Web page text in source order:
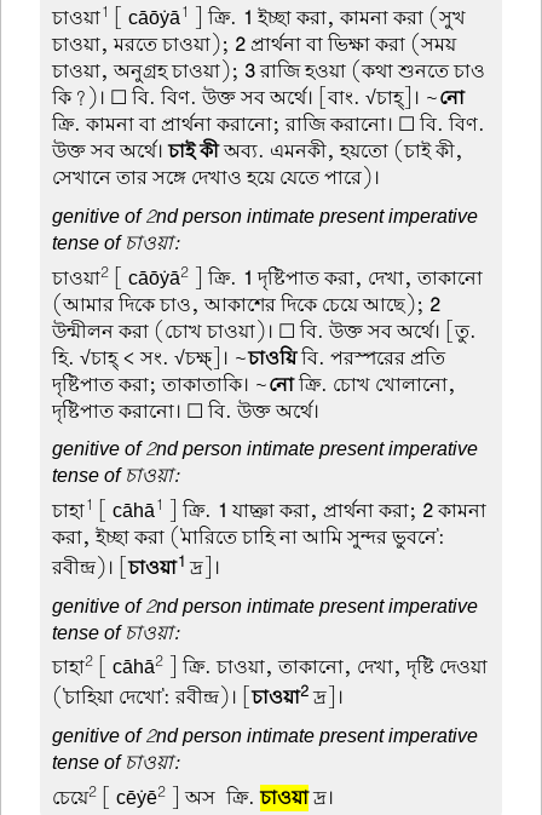
চাওয়া1 [ cāōẏā1 ] ক্রি. 1 ইচ্ছা করা, কামনা করা (সুখ
চাওয়া, মরতে চাওয়া); 2প্রার্থনা বা ভিক্ষা করা (সময়
চাওয়া, অনুগ্রহ চাওয়া); 3রাজি হওয়া (কথা শুনতে চাও
কি?)। ☐ বি. বিণ. উক্ত সব অর্থে। [বাং. √চাহ্]। ~নো
ক্রি. কামনা বা প্রার্থনা করানো; রাজি করানো। ☐ বি. বিণ.
উক্ত সব অর্থে।চাই কীঅব্য. এমনকী, হয়তো (চাই কী,
সেখানে তার সঙ্গে দেখাও হয়ে যেতে পারে)।
genitive of 2nd person intimate present imperative
tense of চাওয়া:
চাওয়া2 [ cāōẏā2 ] ক্রি. 1 দৃষ্টিপাত করা, দেখা, তাকানো
(আমার দিকে চাও, আকাশের দিকে চেয়ে আছে); 2
উন্মীলন করা (চোখ চাওয়া)। ☐ বি. উক্ত সব অর্থে। [তু.
হি. √চাহ্ < সং. √চক্ষ্]। ~চাওয়িবি. পরস্পরের প্রতি
দৃষ্টিপাত করা; তাকাতাকি। ~নোক্রি. চোখ খোলানো,
দৃষ্টিপাত করানো। ☐ বি. উক্ত অর্থে।
genitive of 2nd person intimate present imperative
tense of চাওয়া:
চাহা1 [ cāhā1 ] ক্রি. 1 যাচ্ঞা করা, প্রার্থনা করা; 2কামনা
করা, ইচ্ছা করা ('মারিতে চাহি না আমি সুন্দর ভুবনে':
রবীন্দ্র)। [চাওয়া1 দ্র]।
genitive of 2nd person intimate present imperative
tense of চাওয়া:
চাহা2 [ cāhā2
] ক্রি. চাওয়া, তাকানো, দেখা, দৃষ্টি দেওয়া
('চাহিয়া দেখো': রবীন্দ্র)। [চাওয়া2দ্র]।
genitive of 2nd person intimate present imperative
tense of চাওয়া:
চেয়ে2 [ cēẏē2 ] অস-ক্রি.চাওয়াদ্র।